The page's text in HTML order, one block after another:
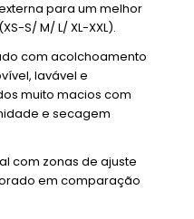
para um melhor
S/ M/ L/ XL-XXL).
com acolchoamento
lavável e
muito macios com
e secagem
com zonas de ajuste
em comparação